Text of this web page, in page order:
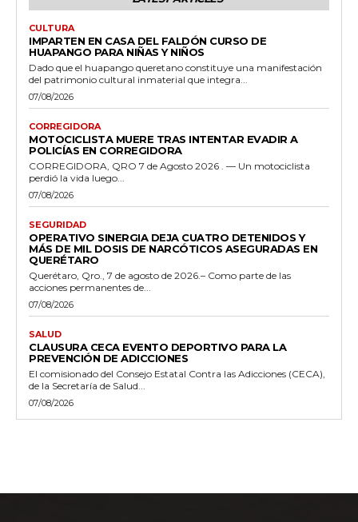
CULTURA
IMPARTEN EN CASA DEL FALDÓN CURSO DE
HUAPANGO PARA NIÑAS Y NIÑOS
Dado que el huapango queretano constituye una manifestación
del patrimonio cultural inmaterial que integra...
07/08/2026
CORREGIDORA
MOTOCICLISTA MUERE TRAS INTENTAR EVADIR A
POLICÍAS EN CORREGIDORA
CORREGIDORA, QRO 7 de Agosto 2026 . — Un motociclista
perdió la vida luego...
07/08/2026
SEGURIDAD
OPERATIVO SINERGIA DEJA CUATRO DETENIDOS Y
MÁS DE MIL DOSIS DE NARCÓTICOS ASEGURADAS EN
QUERÉTARO
Querétaro, Qro., 7 de agosto de 2026.– Como parte de las
acciones permanentes de...
07/08/2026
SALUD
CLAUSURA CECA EVENTO DEPORTIVO PARA LA
PREVENCIÓN DE ADICCIONES
El comisionado del Consejo Estatal Contra las Adicciones (CECA),
de la Secretaría de Salud...
07/08/2026